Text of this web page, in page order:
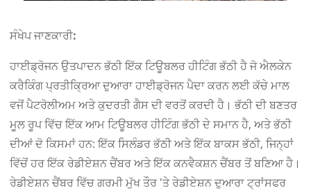
ਸੰਖੇਪ ਜਾਣਕਾਰੀ:
ਹਾਈਡ੍ਰੋਜਨ ਉਤਪਾਦਨ ਭੱਠੀ ਇੱਕ ਟਿਊਬਲਰ ਹੀਟਿੰਗ ਭੱਠੀ ਹੈ ਜੋ ਐਲਕੇਨ
ਕਰੈਕਿੰਗ ਪ੍ਰਤੀਕ੍ਰਿਆ ਦੁਆਰਾ ਹਾਈਡ੍ਰੋਜਨ ਪੈਦਾ ਕਰਨ ਲਈ ਕੱਚੇ ਮਾਲ
ਵਜੋਂ ਪੈਟਰੋਲੀਅਮ ਅਤੇ ਕੁਦਰਤੀ ਗੈਸ ਦੀ ਵਰਤੋਂ ਕਰਦੀ ਹੈ। ਭੱਠੀ ਦੀ ਬਣਤਰ
ਮੂਲ ਰੂਪ ਵਿੱਚ ਇੱਕ ਆਮ ਟਿਊਬਲਰ ਹੀਟਿੰਗ ਭੱਠੀ ਦੇ ਸਮਾਨ ਹੈ, ਅਤੇ ਭੱਠੀ
ਦੀਆਂ ਦੋ ਕਿਸਮਾਂ ਹਨ: ਇੱਕ ਸਿਲੰਡਰ ਭੱਠੀ ਅਤੇ ਇੱਕ ਬਾਕਸ ਭੱਠੀ, ਜਿਨ੍ਹਾਂ
ਵਿੱਚੋਂ ਹਰ ਇੱਕ ਰੇਡੀਏਸ਼ਨ ਚੈਂਬਰ ਅਤੇ ਇੱਕ ਕਨਵੈਕਸ਼ਨ ਚੈਂਬਰ ਤੋਂ ਬਣਿਆ ਹੈ।
ਰੇਡੀਏਸ਼ਨ ਚੈਂਬਰ ਵਿੱਚ ਗਰਮੀ ਮੁੱਖ ਤੌਰ 'ਤੇ ਰੇਡੀਏਸ਼ਨ ਦੁਆਰਾ ਟ੍ਰਾਂਸਫਰ